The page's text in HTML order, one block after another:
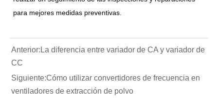
para mejores medidas preventivas.
Anterior: La diferencia entre variador de CA y variador de
CC
Siguiente:Cómo utilizar convertidores de frecuencia en
ventiladores de extracción de polvo